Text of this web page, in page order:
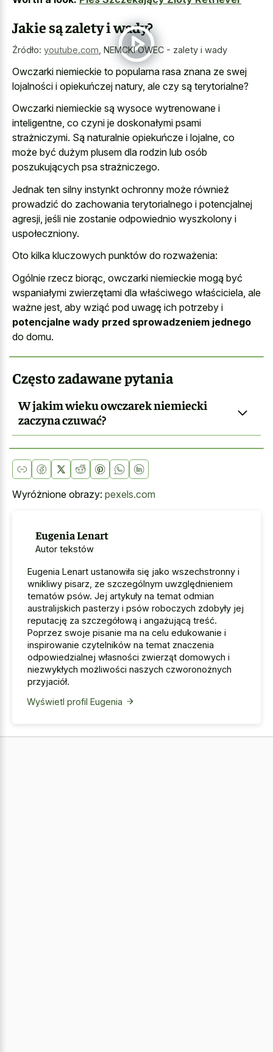
Jakie są zalety i wady?
Źródło: youtube.com NEMCKI OWEC - zalety i wady
Owczarki niemieckie to popularna rasa znana ze swej
lojalności i opiekuńczej natury, ale czy są terytorialne?
Owczarki niemieckie są wysoce wytrenowane i
inteligentne, co czyni je doskonałymi psami
strażniczymi. Są naturalnie opiekuńcze i lojalne, co
może być dużym plusem dla rodzin lub osób
poszukujących psa strażniczego.
Jednak ten silny instynkt ochronny może również
prowadzić do zachowania terytorialnego i potencjalnej
agresji , jeśli nie zostanie odpowiednio wyszkolony i
uspołeczniony.
Oto kilka kluczowych punktów do rozważenia:
Ogólnie rzecz biorąc, owczarki niemieckie mogą być
wspaniałymi zwierzętami dla właściwego właściciela, ale
ważne jest, aby wziąć pod uwagę ich potrzeby i
potencjalne wady przed sprowadzeniem jednego
do domu.
Często zadawane pytania
W jakim wieku owczarek niemiecki
zaczyna czuwać?
Wyróżnione obrazy: pexels.com
Eugenia Lenart
Autor tekstów
Eugenia Lenart ustanowiła się jako wszechstronny i
wnikliwy pisarz, ze szczególnym uwzględnieniem
tematów psów. Jej artykuły na temat odmian
australijskich pasterzy i psów roboczych zdobyły jej
reputację za szczegółową i angażującą treść.
Poprzez swoje pisanie ma na celu edukowanie i
inspirowanie czytelników na temat znaczenia
odpowiedzialnej własności zwierząt domowych i
niezwykłych możliwości naszych czworonożnych
przyjaciół.
Wyświetl profil Eugenia